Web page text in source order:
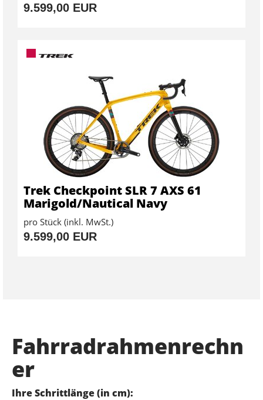
9.599,00 EUR
Trek Checkpoint SLR 7 AXS 61
Marigold/Nautical Navy
pro Stück (inkl. MwSt.)
9.599,00 EUR
Fahrradrahmenrechn
er
Ihre Schrittlänge (in cm):